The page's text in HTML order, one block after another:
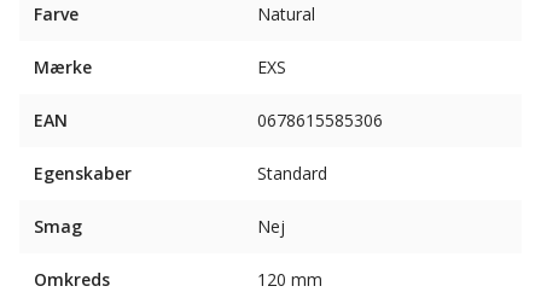
Farve Natural
Mærke EXS
EAN 0678615585306
Egenskaber Standard
Smag Nej
Omkreds 120 mm